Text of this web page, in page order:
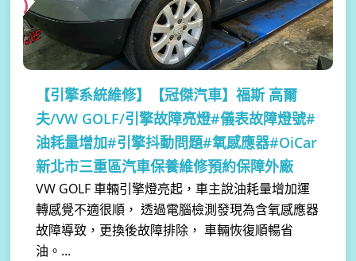
【引擎系統維修】
【冠傑汽車】福斯 高爾
夫/VW GOLF/引擎故障亮燈#儀表故障燈號#
油耗量增加#引擎抖動問題#氧感應器#OiCar
新北市三重區汽車保養維修預約保障外廠
VW GOLF 車輛引擎燈亮起，車主說油耗量增加運
轉感覺不適很順， 透過電腦檢測發現為含氧感應器
故障導致，更換後故障排除， 車輛恢復順暢省
油。...